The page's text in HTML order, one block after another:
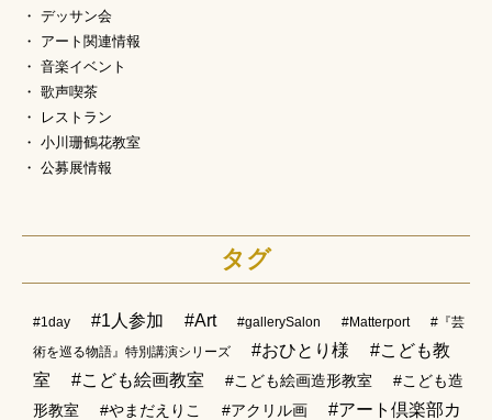
デッサン会
アート関連情報
音楽イベント
歌声喫茶
レストラン
小川珊鶴花教室
公募展情報
タグ
#1day #1人参加 #Art #gallerySalon #Matterport
#『芸
術を巡る物語』特別講演シリーズ
#おひとり様
#こども教
室
#こども絵画教室 #こども絵画造形教室
#こども造
形教室
#やまだえりこ #アクリル画
#アート倶楽部カ